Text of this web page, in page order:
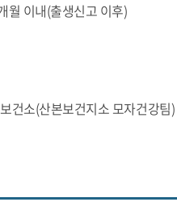
월 이내(출생신고 이후)
건소(산본보건지소 모자건강